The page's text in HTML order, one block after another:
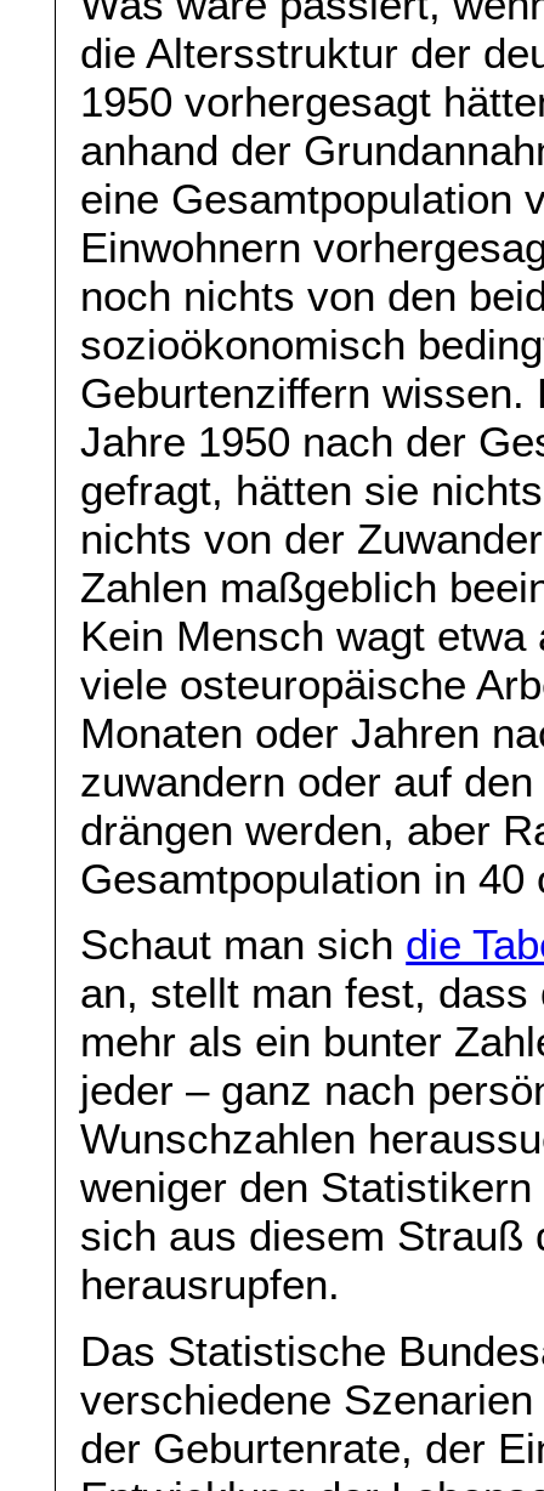
die Altersstruktur der
1950 vorhergesagt
anhand der
eine Gesamtpopulation
Einwohnern
noch nichts von den
sozioökonomisch
Geburtenziffern
Jahre 1950 nach der
gefragt, hätten sie
nichts von der
Zahlen maßgeblich
Kein Mensch wagt
viele osteuropäische
Monaten oder Jahren
zuwandern oder auf
drängen werden, aber
Gesamtpopulation in
Schaut man sich die
an, stellt man fest, dass
mehr als ein bunter
jeder – ganz nach
Wunschzahlen
weniger den
sich aus diesem Strauß
herausrupfen.
Das Statistische
verschiedene
der Geburtenrate, der